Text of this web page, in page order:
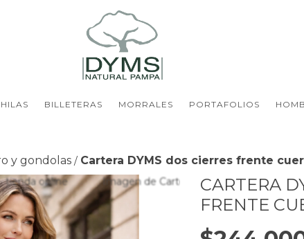
BILLETERAS MORRALES PORTAFOLIOS
y gondolas / Cartera DYMS dos cierres frente
CARTERA
FRENTE